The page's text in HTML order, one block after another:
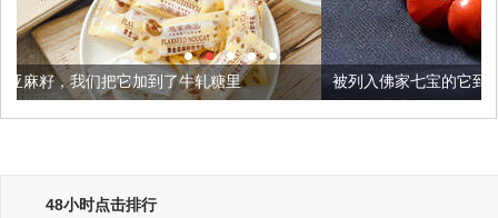
了牛轧糖里 被列入佛家七宝的它到底有多美？
48小时点击排行